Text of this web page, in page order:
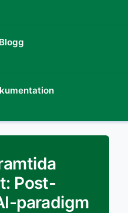
Blogg
Post-
paradigm